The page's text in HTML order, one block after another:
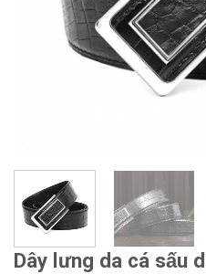
Dây lưng da cá sấu